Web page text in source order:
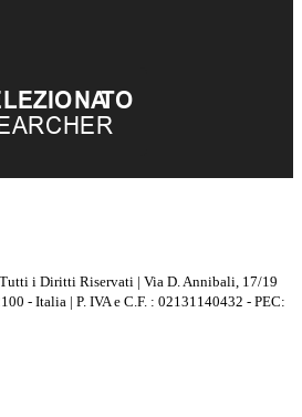
i Diritti Riservati | Via D. Annibali, 17/19
- Italia | P. IVA e C.F. : 02131140432 - PEC: